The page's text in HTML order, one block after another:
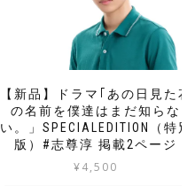
【新品】ドラマ｢あの日見た花
の名前を僕達はまだ知らな
い。」SPECIALEDITION（特別
版）#志尊淳 掲載2ページ
¥4,500